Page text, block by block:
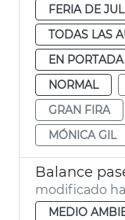
FERIA DE
TODAS LAS
EN PORTADA
NORMAL
GRAN FIRA
MÓNICA GIL
modificado
MEDIO